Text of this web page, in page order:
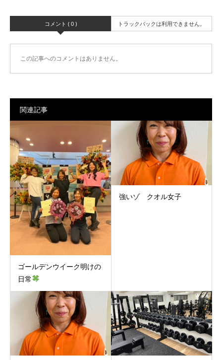
コメント ( 0 ) トラックバックは利用できません。
この記事へのコメントはありません。
関連記事
ゴールデンウイーク明けの
日常
強いゾ クオル女子